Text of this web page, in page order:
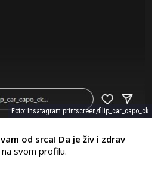
Foto: Insatagram printscreen/filip_car_capo_ck
od srca! Da je živ i zdrav
svom profilu.